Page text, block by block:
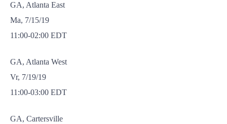
GA, Atlanta East
Ma, 7/15/19
11:00-02:00 EDT
GA, Atlanta West
Vr, 7/19/19
11:00-03:00 EDT
GA, Cartersville